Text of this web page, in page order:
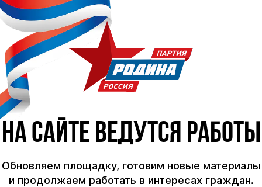
На сайте ведутся работы
Обновляем площадку, готовим новые материалы
и продолжаем работать в интересах граждан.